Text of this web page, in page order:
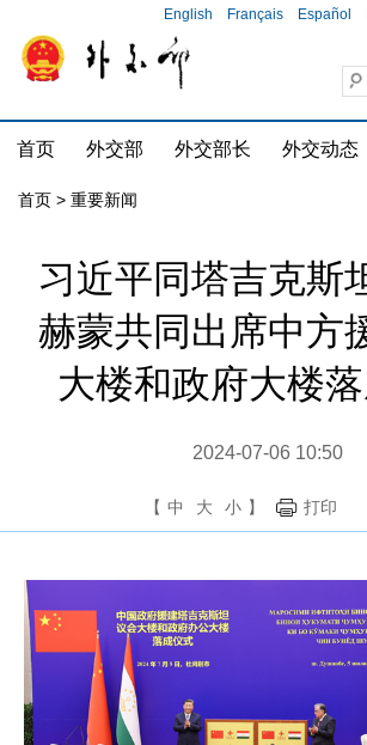
English Français Español
首页 外交部 外交部长 外交动态
首页 > 重要新闻
习近平同塔吉克斯
赫蒙共同出席中方
大楼和政府大楼
2024-07-06 10:50
【 中 大 小 】 打印